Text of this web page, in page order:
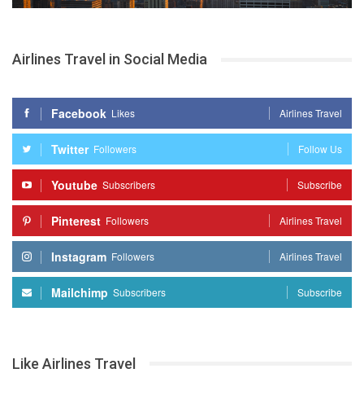
Airlines Travel in Social Media
Facebook Likes Airlines Travel
Twitter Followers Follow Us
Youtube Subscribers Subscribe
Pinterest Followers Airlines Travel
Instagram Followers Airlines Travel
Mailchimp Subscribers Subscribe
Like Airlines Travel